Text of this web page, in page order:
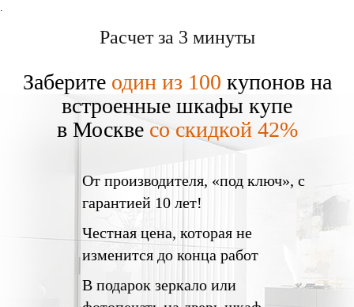
.
Расчет за 3 минуты
Заберите один из 100 купонов на
встроенные шкафы купе
в Москве со скидкой 42%
От производителя, «под ключ», с
гарантией 10 лет!
Честная цена, которая не
изменится до конца работ
В подарок зеркало или